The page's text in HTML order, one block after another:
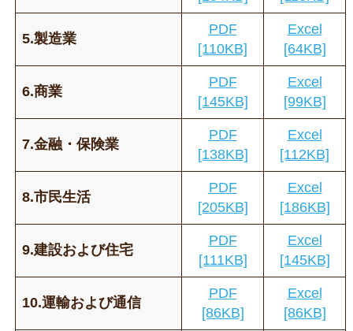
5.製造業
PDF
[110KB]
Excel
[64KB]
6.商業
PDF
[145KB]
Excel
[99KB]
7.金融・保険業
PDF
[138KB]
Excel
[112KB]
8.市民生活
PDF
[205KB]
Excel
[186KB]
9.建設および住宅
PDF
[111KB]
Excel
[145KB]
10.運輸および通信
PDF
[86KB]
Excel
[86KB]